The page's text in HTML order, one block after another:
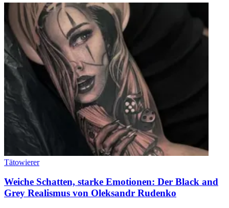
Tätowierer
Weiche Schatten, starke Emotionen: Der Black and
Grey Realismus von Oleksandr Rudenko